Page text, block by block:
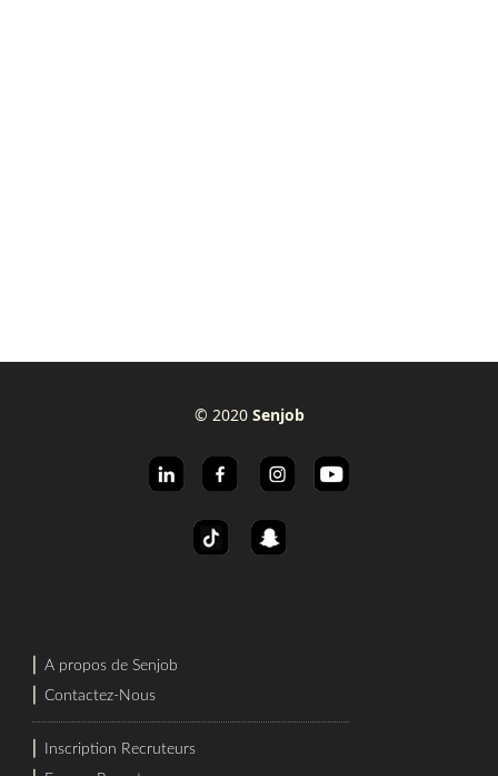
© 2020 Senjob
A propos de Senjob
Contactez-Nous
Inscription Recruteurs